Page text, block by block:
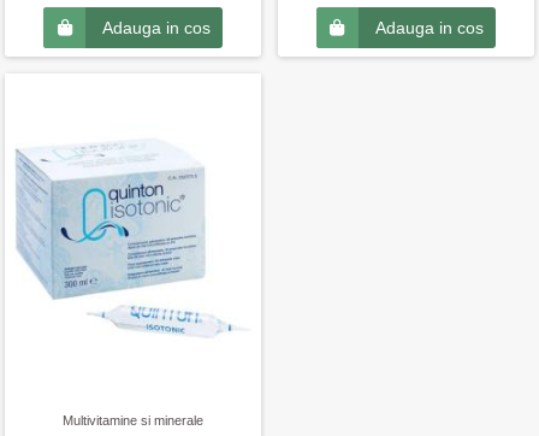
Adauga in cos Adauga in cos
Multivitamine si minerale